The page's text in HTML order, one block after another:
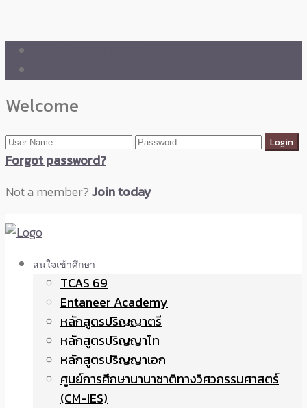
Welcome
Forgot password?
Not a member?Join today
สนใจเข้าศึกษา
TCAS 69
Entaneer Academy
หลักสูตรปริญญาตรี
หลักสูตรปริญญาโท
หลักสูตรปริญญาเอก
ศูนย์การศึกษานานาชาติทางวิศวกรรมศาสตร์
(CM-IES)